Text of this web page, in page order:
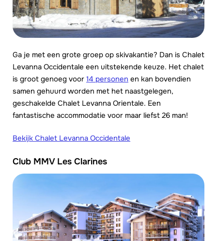
Ga je met een grote groep op skivakantie? Dan is Chalet
Levanna Occidentale een uitstekende keuze. Het chalet
is groot genoeg voor 14 personen en kan bovendien
samen gehuurd worden met het naastgelegen,
geschakelde Chalet Levanna Orientale. Een
fantastische accommodatie voor maar liefst 26 man!
Bekijk Chalet Levanna Occidentale
Club MMV Les Clarines